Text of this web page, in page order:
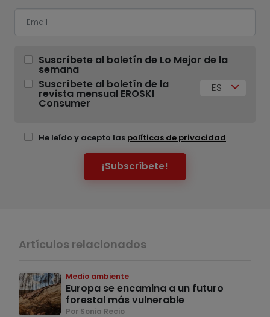
Suscríbete al boletín de Lo Mejor de la
semana
Suscríbete al boletín de la
revista mensual EROSKI
Consumer
ES
He leído y acepto las políticas de privacidad
¡Subscríbete!
Artículos relacionados
Medio ambiente
Europa se encamina a un futuro
forestal más vulnerable
Por Sonia Recio